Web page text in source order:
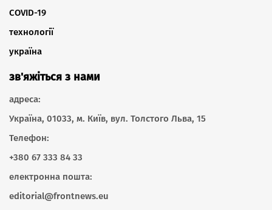
COVID-19
технології
україна
зв'яжіться з нами
адреса:
Україна, 01033, м. Київ, вул. Толстого Льва, 15
Телефон:
+380 67 333 84 33
електронна пошта:
editorial@frontnews.eu